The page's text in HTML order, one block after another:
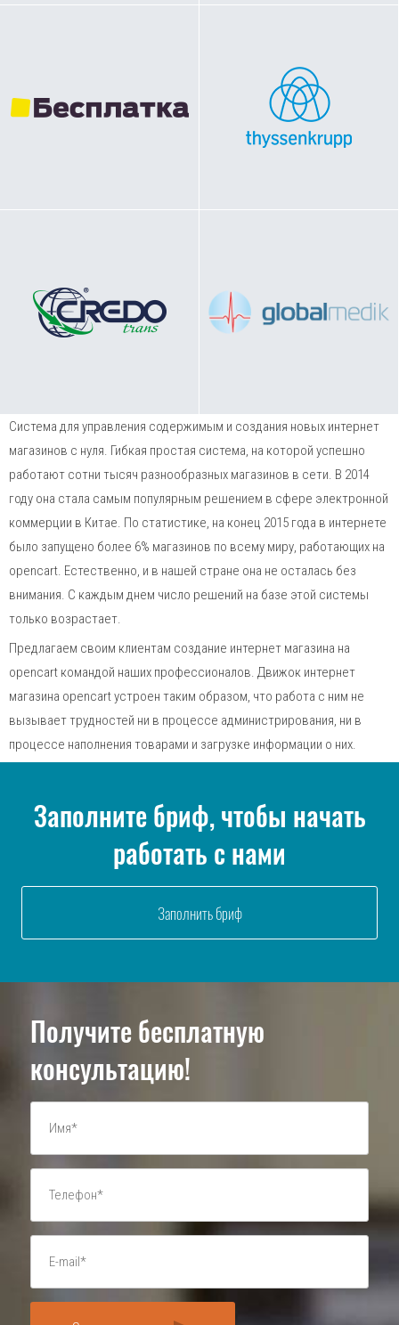
Система для управления содержимым и создания новых интернет
магазинов с нуля. Гибкая простая система, на которой успешно
работают сотни тысяч разнообразных магазинов в сети. В 2014
году она стала самым популярным решением в сфере электронной
коммерции в Китае. По статистике, на конец 2015 года в интернете
было запущено более 6% магазинов по всему миру, работающих на
opencart. Естественно, и в нашей стране она не осталась без
внимания. С каждым днем число решений на базе этой системы
только возрастает.
Предлагаем своим клиентам создание интернет магазина на
opencart командой наших профессионалов. Движок интернет
магазина opencart устроен таким образом, что работа с ним не
вызывает трудностей ни в процессе администрирования, ни в
процессе наполнения товарами и загрузке информации о них.
Заполните бриф, чтобы начать
работать с нами
Заполнить бриф
Получите бесплатную
консультацию!